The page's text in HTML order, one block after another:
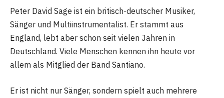
Peter David Sage ist ein britisch-deutscher Musiker,
Sänger und Multiinstrumentalist. Er stammt aus
England, lebt aber schon seit vielen Jahren in
Deutschland. Viele Menschen kennen ihn heute vor
allem als Mitglied der Band Santiano.
Er ist nicht nur Sänger, sondern spielt auch mehrere